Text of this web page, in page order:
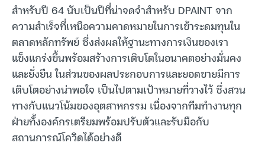
สำหรับปี 64 นับเป็นปีที่น่าจดจำสำหรับ DPAINT จาก
ความสำเร็จที่เหนือความคาดหมายในการเข้าระดมทุนใน
ตลาดหลักทรัพย์ ซึ่งส่งผลให้ฐานะทางการเงินของเรา
แข็งแกร่งขึ้นพร้อมสร้างการเติบโตในอนาคตอย่างมั่นคง
และยั่งยืน ในส่วนของผลประกอบการและยอดขายมีการ
เติบโตอย่างน่าพอใจ เป็นไปตามเป้าหมายที่วางไว้ ซึ่งสวน
ทางกับแนวโน้มของอุตสาหกรรม เนื่องจากทีมทำงานทุก
ฝ่ายทั้งองค์กรเตรียมพร้อมปรับตัวและรับมือกับ
สถานการณ์โควิดได้อย่างดี